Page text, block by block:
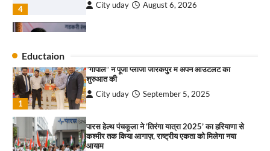
4 City uday August 6, 2026
1
“वोकल फॉर लोकल” से “लोकल टू ग्लोबल” की ओर भारत
का बढ़ता कदम, 12 से 15 अगस्त तक भारत मंडपम में होगा
भव्य भारत व्यापार महोत्सव : हरीश गर्ग
City uday August 6, 2026
Eductaion
City uday August 6, 2025
1
“गोपाल” ने पूजा प्लाजा जीरकपुर में अपने आउटलेट की
शुरुआत की
City uday September 5, 2025
पारस हेल्थ पंचकूला ने ‘तिरंगा यात्रा 2025’ का हरियाणा से
कश्मीर तक किया आगाज़, राष्ट्रीय एकता को मिलेगा नया
आयाम